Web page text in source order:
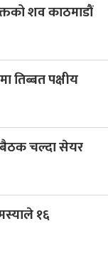
शव काठमाडौं
तिब्बत पक्षीय
चल्दा सेयर
१६